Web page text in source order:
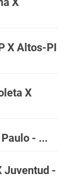
X Altos-PI
X
- ...
Juventud -